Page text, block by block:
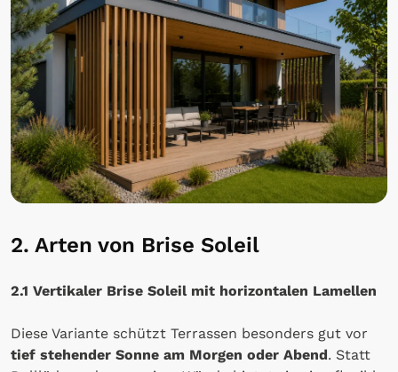
2. Arten von Brise Soleil
2.1 Vertikaler Brise Soleil mit horizontalen Lamellen
Diese Variante schützt Terrassen besonders gut vor
tief stehender Sonne am Morgen oder Abend. Statt